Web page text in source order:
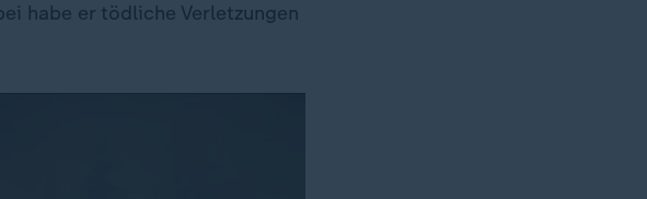
habe er tödliche Verletzungen